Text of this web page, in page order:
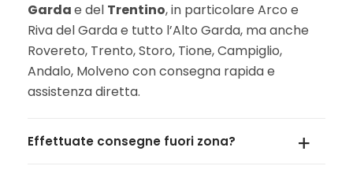
Gardae del Trentino, in particolare Arco e
Riva del Garda e tutto l’Alto Garda, ma anche
Rovereto, Trento, Storo, Tione, Campiglio,
Andalo, Molveno con consegna rapida e
assistenza diretta.
Effettuate consegne fuori zona?